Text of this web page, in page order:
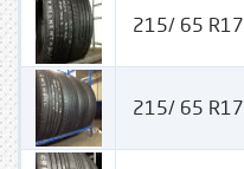
215/ 65 R17
215/ 65 R17